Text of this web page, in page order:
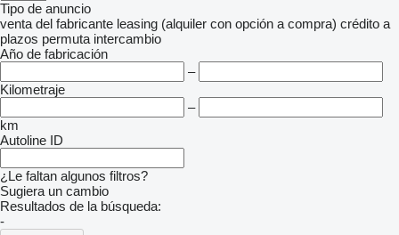
Tipo de anuncio
venta del fabricante leasing (alquiler con opción a compra) crédito a
plazos permuta intercambio
Año de fabricación
–
Kilometraje
–
km
Autoline ID
¿Le faltan algunos filtros?
Sugiera un cambio
Resultados de la búsqueda:
-